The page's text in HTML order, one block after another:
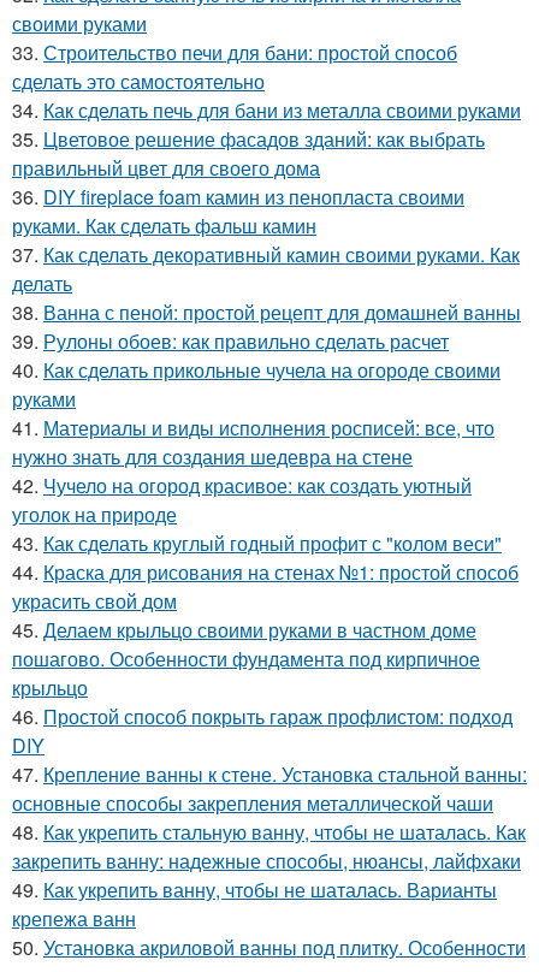
своими руками
33. Строительство печи для бани: простой способ
сделать это самостоятельно
34. Как сделать печь для бани из металла своими руками
35. Цветовое решение фасадов зданий: как выбрать
правильный цвет для своего дома
36. DIY fireplace foam камин из пенопласта своими
руками. Как сделать фальш камин
37. Как сделать декоративный камин своими руками. Как
делать
38. Ванна с пеной: простой рецепт для домашней ванны
39. Рулоны обоев: как правильно сделать расчет
40. Как сделать прикольные чучела на огороде своими
руками
41. Материалы и виды исполнения росписей: все, что
нужно знать для создания шедевра на стене
42. Чучело на огород красивое: как создать уютный
уголок на природе
43. Как сделать круглый годный профит с "колом веси"
44. Краска для рисования на стенах №1: простой способ
украсить свой дом
45. Делаем крыльцо своими руками в частном доме
пошагово. Особенности фундамента под кирпичное
крыльцо
46. Простой способ покрыть гараж профлистом: подход
DIY
47. Крепление ванны к стене. Установка стальной ванны:
основные способы закрепления металлической чаши
48. Как укрепить стальную ванну, чтобы не шаталась. Как
закрепить ванну: надежные способы, нюансы, лайфхаки
49. Как укрепить ванну, чтобы не шаталась. Варианты
крепежа ванн
50. Установка акриловой ванны под плитку. Особенности